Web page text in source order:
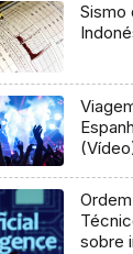
Sismo
sobre